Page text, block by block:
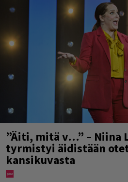
”Äiti, mitä v…” – Niina
tyrmistyi äidistään
kansikuvasta